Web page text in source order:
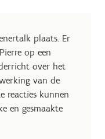
plaats. Er
op een
over het
van de
reacties kunnen
en gesmaakte